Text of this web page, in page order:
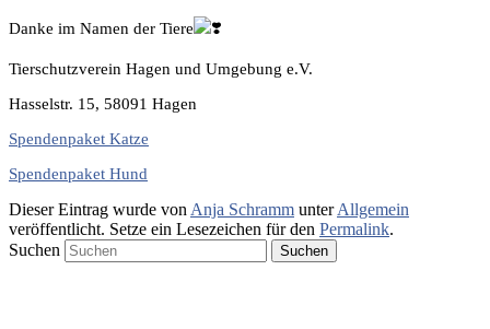
Danke im Namen der Tiere
Tierschutzverein Hagen und Umgebung e.V.
Hasselstr. 15, 58091 Hagen
Spendenpaket Katze
Spendenpaket Hund
Dieser Eintrag wurde von Anja Schramm unterAllgemein
veröffentlicht. Setze ein Lesezeichen für den Permalink.
Suchen